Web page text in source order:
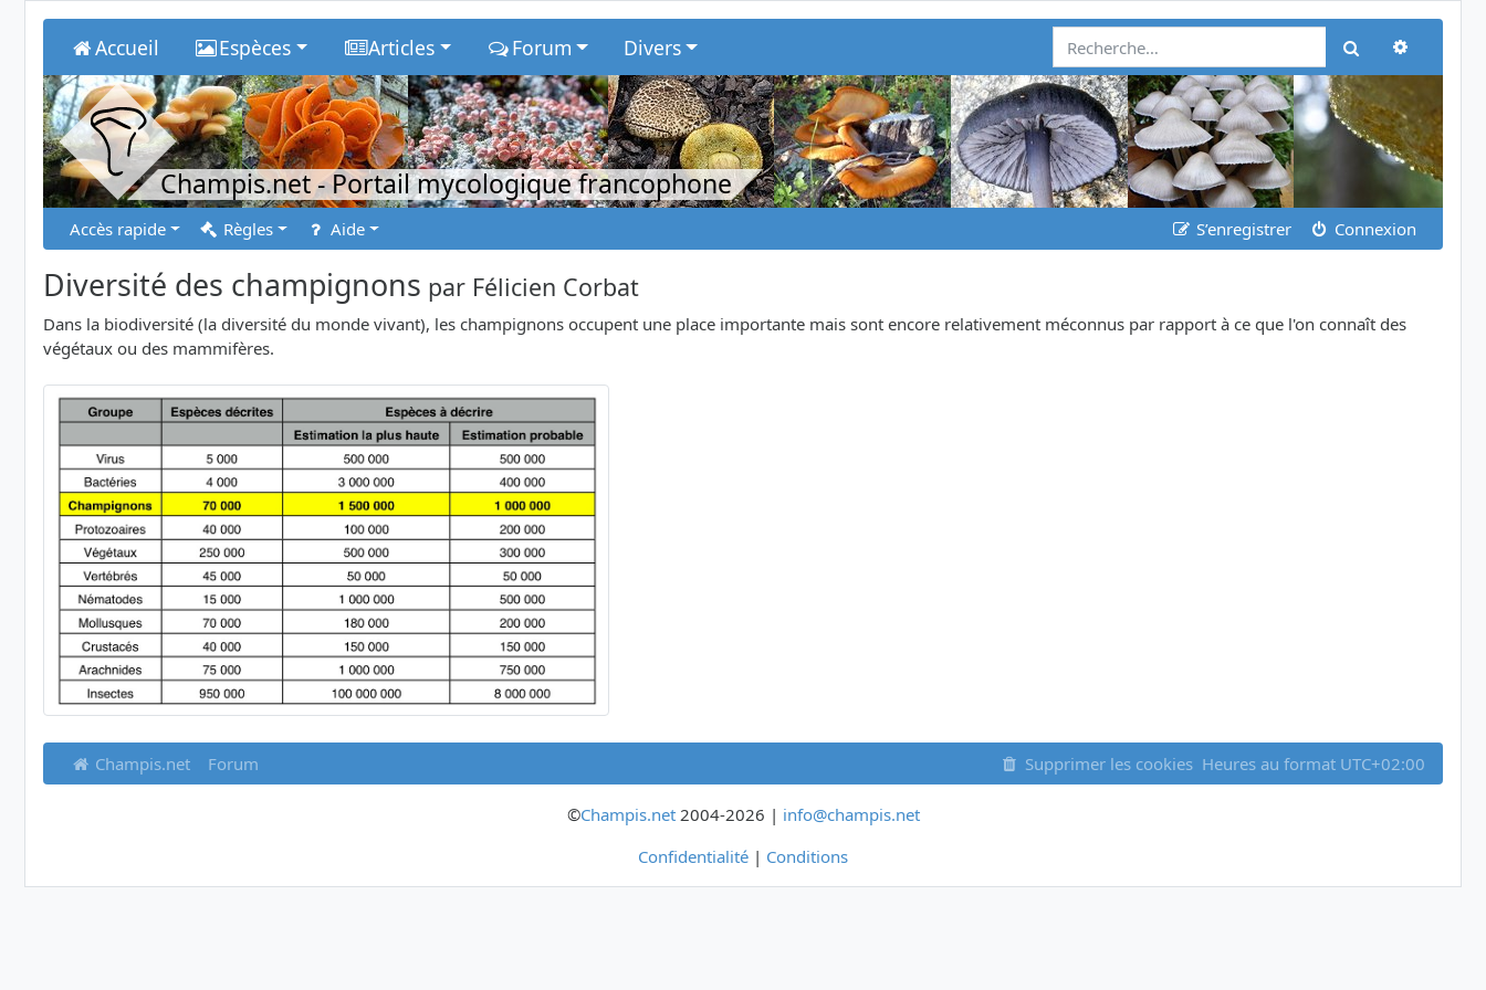
Accueil Espèces Articles Forum Divers Rechercher
Champis.net- Portail mycologique francophone
Accès rapide Règles Aide S’enregistrer Connexion
Diversité des champignons par Félicien Corbat
Dans la biodiversité (la diversité du monde vivant), les champignons occupent une place importante mais sont encore relativement méconnus par rapport à ce que l'on connaît des
végétaux ou des mammifères.
Champis.net Forum Supprimer les cookies Heures au format UTC+02:00
©Champis.net2004-2026 | info@champis.net
Confidentialité | Conditions